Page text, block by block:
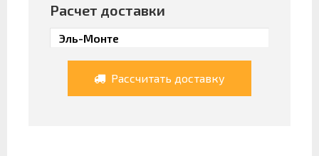
Расчет доставки
Рассчитать доставку